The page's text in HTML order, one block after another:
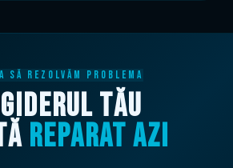
SĂ REZOLVĂM PROBLEMA
TĂU
REPARAT AZI